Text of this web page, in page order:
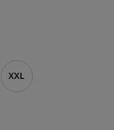
XXL